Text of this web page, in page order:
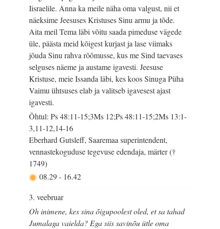
Iisraelile. Anna ka meile näha oma valgust, nii et
näeksime Jeesuses Kristuses Sinu armu ja tõde.
Aita meil Tema läbi võitu saada pimeduse vägede
üle, päästa meid kõigest kurjast ja lase viimaks
jõuda Sinu rahva rõõmusse, kus me Sind taevases
selguses näeme ja austame igavesti. Jeesuse
Kristuse, meie Issanda läbi, kes koos Sinuga Püha
Vaimu ühtsuses elab ja valitseb igavesest ajast
igavesti.
Õhtul: Ps 48:11-15;3Ms 12;Ps 48:11-15;2Ms 13:1-
3,11-12,14-16
Eberhard Gutsleff, Saaremaa superintendent,
vennastekoguduse tegevuse edendaja, märter (†
1749)
08.29- 16.42
3. veebruar
Oh inimene, kes sina õigupoolest oled, et sa tahad
Jumalaga vaielda? Ega siis savinõu ütle oma